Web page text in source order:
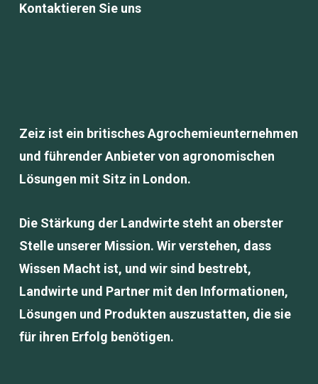
Kontaktieren Sie uns
Zeiz ist ein britisches Agrochemieunternehmen
und führender Anbieter von agronomischen
Lösungen mit Sitz in London.
Die Stärkung der Landwirte steht an oberster
Stelle unserer Mission. Wir verstehen, dass
Wissen Macht ist, und wir sind bestrebt,
Landwirte und Partner mit den Informationen,
Lösungen und Produkten auszustatten, die sie
für ihren Erfolg benötigen.